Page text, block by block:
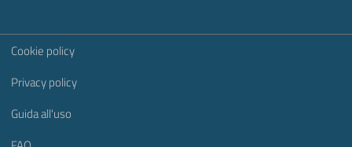
Sezione Link Utili
Cookie policy
Privacy policy
Guida all'uso